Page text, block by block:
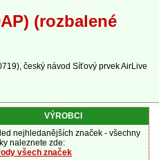
(rozbalené
český návod Síťový prvek AirLive
VÝROBCI
nejhledanějších značek - všechny
naleznete zde:
všech značek